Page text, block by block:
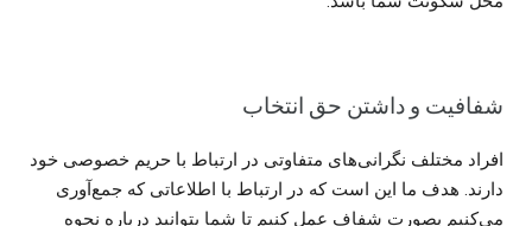
شفافیت و داشتن حق انتخاب
افراد مختلف نگرانی‌های متفاوتی در ارتباط با حریم خصوصی خود
دارند. هدف ما این است که در ارتباط با اطلاعاتی که جمع‌آوری
می‌کنیم بصورت شفاف عمل کنیم تا شما بتوانید درباره نحوه